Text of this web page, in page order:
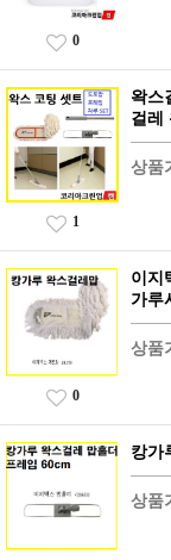
0
왁스
걸레
상품
1
이지
가루
상품
0
캉가
상품